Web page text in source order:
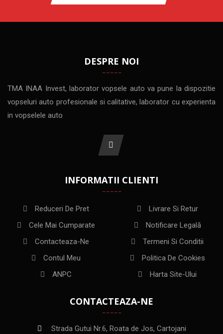
DESPRE NOI
TMA INAA Invest, laborator vopsele auto va pune la dispozitie
vopseluri auto profesionale si calitative, laborator cu experienta
in vopselele auto
INFORMATII CLIENTI
Reduceri De Pret
Cele Mai Cumparate
Contacteaza-Ne
Contul Meu
ANPC
Livrare Si Retur
Notificare Legală
Termeni Si Conditii
Politica De Cookies
Harta Site-Ului
CONTACTEAZA-NE
Strada Gutui Nr.6, Roata de Jos, Cartojani